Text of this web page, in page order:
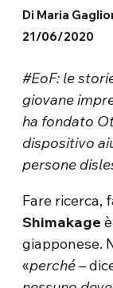
Di Maria
21/06/2020
#EoF: le
giovane
ha fondato
dispositivo
persone
Fare ricerca,
Shimakage
giapponese.
«perché–